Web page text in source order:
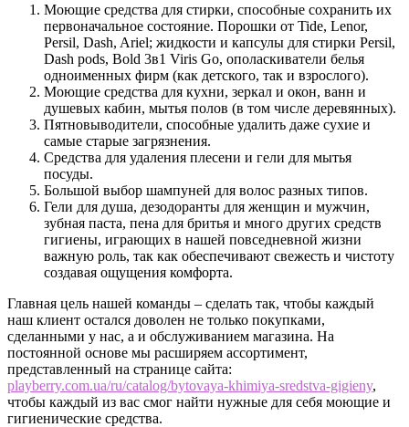
Моющие средства для стирки, способные сохранить их
первоначальное состояние. Порошки от Tide, Lenor,
Persil, Dash, Ariel; жидкости и капсулы для стирки Persil,
Dash pods, Bold 3в1 Viris Go, ополаскиватели белья
одноименных фирм (как детского, так и взрослого).
Моющие средства для кухни, зеркал и окон, ванн и
душевых кабин, мытья полов (в том числе деревянных).
Пятновыводители, способные удалить даже сухие и
самые старые загрязнения.
Средства для удаления плесени и гели для мытья
посуды.
Большой выбор шампуней для волос разных типов.
Гели для душа, дезодоранты для женщин и мужчин,
зубная паста, пена для бритья и много других средств
гигиены, играющих в нашей повседневной жизни
важную роль, так как обеспечивают свежесть и чистоту
создавая ощущения комфорта.
Главная цель нашей команды – сделать так, чтобы каждый
наш клиент остался доволен не только покупками,
сделанными у нас, а и обслуживанием магазина. На
постоянной основе мы расширяем ассортимент,
представленный на странице сайта:
playberry.com.ua/ru/catalog/bytovaya-khimiya-sredstva-gigieny,
чтобы каждый из вас смог найти нужные для себя моющие и
гигиенические средства.